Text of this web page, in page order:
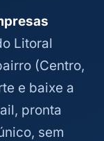
Litoral
(Centro,
e baixe a
pronta
sem